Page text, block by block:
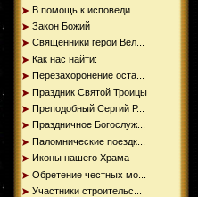
В помощь к исповеди
Закон Божий
Священники герои Вел...
Как нас найти:
Перезахоронение оста...
Праздник Святой Троицы
Преподобный Сергий Р...
Праздничное Богослуж...
Паломнические поездк...
Иконы нашего Храма
Обретение честных мо...
Участники строительс...